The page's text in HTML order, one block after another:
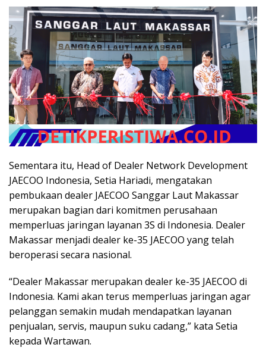
Sementara itu, Head of Dealer Network Development
JAECOO Indonesia, Setia Hariadi, mengatakan
pembukaan dealer JAECOO Sanggar Laut Makassar
merupakan bagian dari komitmen perusahaan
memperluas jaringan layanan 3S di Indonesia. Dealer
Makassar menjadi dealer ke-35 JAECOO yang telah
beroperasi secara nasional.
“Dealer Makassar merupakan dealer ke-35 JAECOO di
Indonesia. Kami akan terus memperluas jaringan agar
pelanggan semakin mudah mendapatkan layanan
penjualan, servis, maupun suku cadang,” kata Setia
kepada Wartawan.